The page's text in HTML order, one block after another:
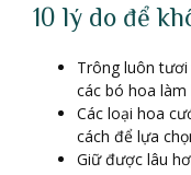
10 lý do để
Trông luôn
các bó hoa
Các loại hoa
cách để lựa
Giữ được lâu